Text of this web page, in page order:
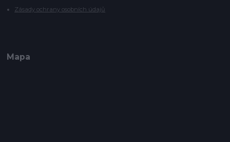
Zásady ochrany osobních údajů
Mapa